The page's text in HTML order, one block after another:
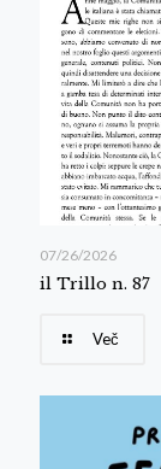
07/26/2026
il Trillo n. 87
Več